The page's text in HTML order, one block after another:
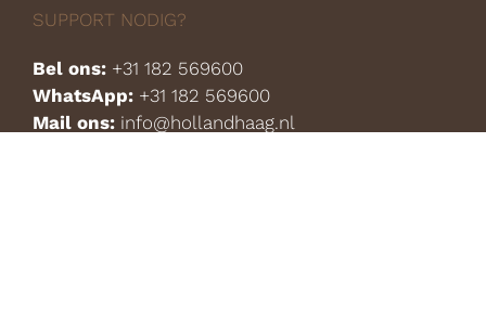
SUPPORT NODIG?
Bel ons: +31 182 569600
WhatsApp: +31 182 569600
Mail ons: info@hollandhaag.nl